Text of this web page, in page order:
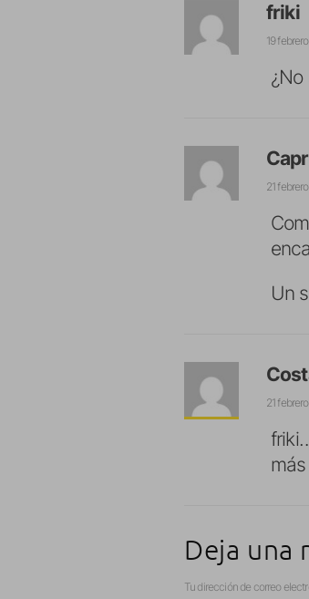
friki
19
21
Un
21
Deja una
Tu dirección de correo